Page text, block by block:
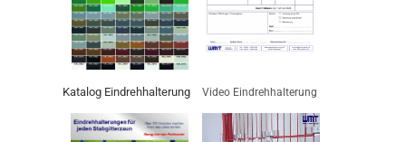
Katalog Eindrehhalterung Video Eindrehhalterung